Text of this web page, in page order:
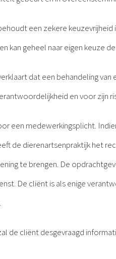
een zekere
kan geheel naar eigen keuze
dat een behandeling
en voor zijn
een medewerkingsplicht.
de dierenartsenpraktijk het
te brengen. De
De cliënt is als enige
de cliënt desgevraagd